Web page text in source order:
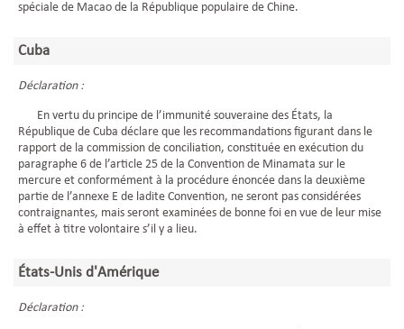
spéciale de Macao de la République populaire de Chine.
Cuba
Déclaration :
En vertu du principe de l’immunité souveraine des États, la
République de Cuba déclare que les recommandations figurant dans le
rapport de la commission de conciliation, constituée en exécution du
paragraphe 6 de l’article 25 de la Convention de Minamata sur le
mercure et conformément à la procédure énoncée dans la deuxième
partie de l’annexe E de ladite Convention, ne seront pas considérées
contraignantes, mais seront examinées de bonne foi en vue de leur mise
à effet à titre volontaire s’il y a lieu.
États-Unis d'Amérique
Déclaration :